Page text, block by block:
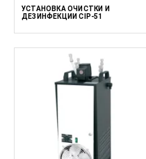
УСТАНОВКА ОЧИСТКИ И
ДЕЗИНФЕКЦИИ CIP-51